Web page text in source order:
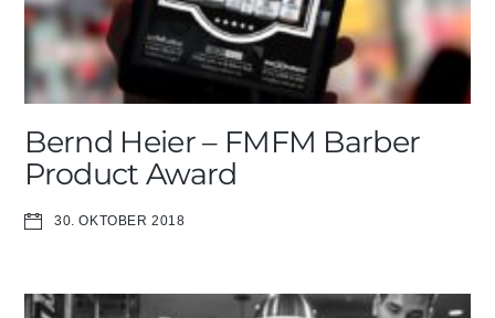
Bernd Heier – FMFM Barber
Product Award
30. OKTOBER 2018